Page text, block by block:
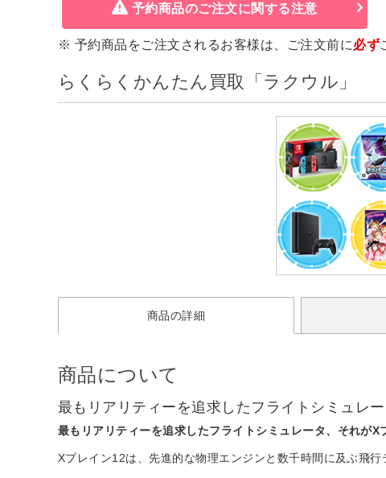
予約商品のご注文に関する注意
※ 予約商品をご注文されるお客様は、ご注文前に必ず
らくらくかんたん買取「ラクウル」
商品の詳細
商品について
最もリアリティーを追求したフライトシミュレ
最もリアリティーを追求したフライトシミュレータ、それがX
Xプレイン12は、先進的な物理エンジンと数千時間に及ぶ飛